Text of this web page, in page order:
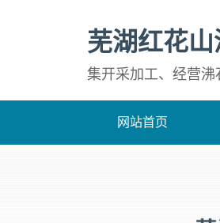
芜湖红花
集开采加工、经营
网站首页